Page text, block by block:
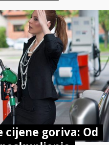
cijene goriva: Od